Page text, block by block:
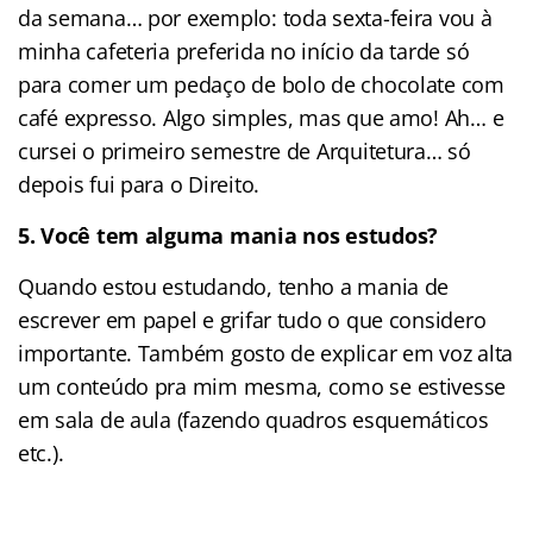
da semana… por exemplo: toda sexta-feira vou à
minha cafeteria preferida no início da tarde só
para comer um pedaço de bolo de chocolate com
café expresso. Algo simples, mas que amo! Ah… e
cursei o primeiro semestre de Arquitetura… só
depois fui para o Direito.
5. Você tem alguma mania nos estudos?
Quando estou estudando, tenho a mania de
escrever em papel e grifar tudo o que considero
importante. Também gosto de explicar em voz alta
um conteúdo pra mim mesma, como se estivesse
em sala de aula (fazendo quadros esquemáticos
etc.).